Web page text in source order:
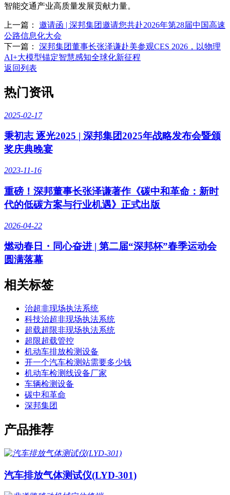
智能交通产业高质量发展贡献力量。
上一篇：
邀请函 | 深邦集团邀请您共赴2026年第28届中国高速
公路信息化大会
下一篇：
深邦集团董事长张泽谦赴美参观CES 2026，以物理
AI+大模型锚定智慧感知全球化新征程
返回列表
热门资讯
2025-02-17
秉初志 逐光2025 | 深邦集团2025年战略发布会暨颁
奖庆典晚宴
2023-11-16
重磅！深邦董事长张泽谦著作《碳中和革命：新时
代的低碳方案与行业机遇》正式出版
2026-04-22
燃动春日・同心奋进 | 第二届“深邦杯”春季运动会
圆满落幕
相关标签
治超非现场执法系统
科技治超非现场执法系统
超载超限非现场执法系统
超限超载管控
机动车排放检测设备
开一个汽车检测站需要多少钱
机动车检测线设备厂家
车辆检测设备
碳中和革命
深邦集团
产品推荐
汽车排放气体测试仪(LYD-301)